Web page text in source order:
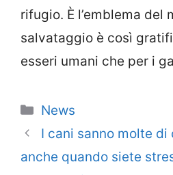
rifugio. È l’emblema del
salvataggio è così
esseri umani che per i
Categorie
News
I cani sanno molte
anche quando siete